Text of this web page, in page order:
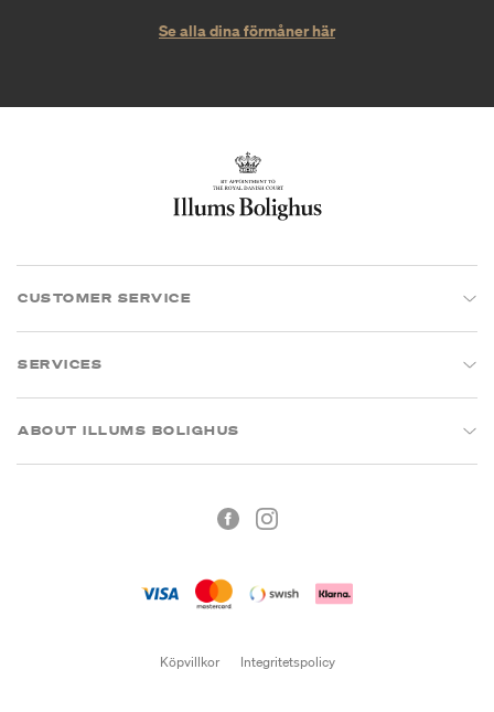
Se alla dina förmåner här
CUSTOMER SERVICE
SERVICES
ABOUT ILLUMS BOLIGHUS
Köpvillkor Integritetspolicy